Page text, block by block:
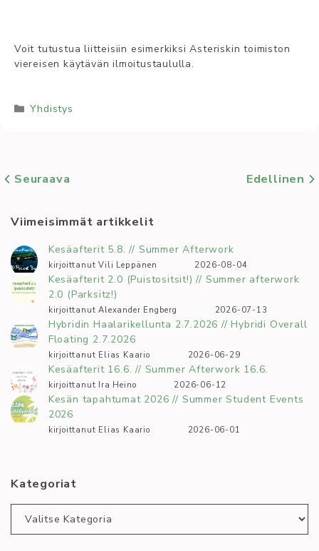
Voit tutustua liitteisiin esimerkiksi Asteriskin toimiston
viereisen käytävän ilmoitustaululla.
Kategoriat
Yhdistys
Seuraava Edellinen
Viimeisimmät artikkelit
Kesäafterit 5.8. // Summer Afterwork
kirjoittanut Vili Leppänen 2026-08-04
Kesäafterit 2.0 (Puistositsit!) // Summer afterwork
2.0 (Parksitz!)
kirjoittanut Alexander Engberg 2026-07-13
Hybridin Haalarikellunta 2.7.2026 // Hybridi Overall
Floating 2.7.2026
kirjoittanut Elias Kaario 2026-06-29
Kesäafterit 16.6. // Summer Afterwork 16.6.
kirjoittanut Ira Heino 2026-06-12
Kesän tapahtumat 2026 // Summer Student Events
2026
kirjoittanut Elias Kaario 2026-06-01
Kategoriat
Kategoriat